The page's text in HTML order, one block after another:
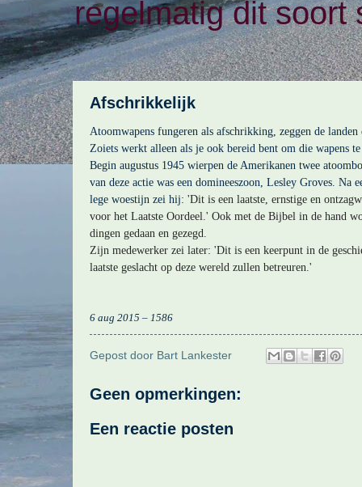
regelmatig dit soort
Afschrikkelijk
Atoomwapens fungeren als afschrikking, zeggen de
Zoiets werkt alleen als je ook bereid bent om die wapens
Begin augustus 1945 wierpen de Amerikanen twee
van deze actie was een domineeszoon, Lesley Groves. Na
lege woestijn zei hij: 'Dit is een laatste, ernstige en
voor het Laatste Oordeel.' Ook met de Bijbel in de hand
dingen gedaan en gezegd.
Zijn medewerker zei later: 'Dit is een keerpunt in de
laatste geslacht op deze wereld zullen betreuren.'
6 aug 2015 – 1586
Gepost door Bart Lankester
Geen opmerkingen:
Een reactie posten